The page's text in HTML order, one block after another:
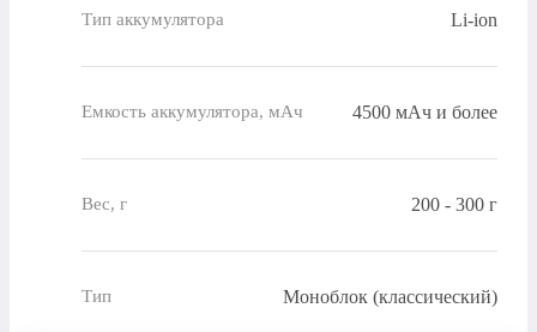
Тип аккумулятора Li-ion
Емкость аккумулятора, мАч 4500 мАч и более
Вес, г 200 - 300 г
Тип Моноблок (классический)